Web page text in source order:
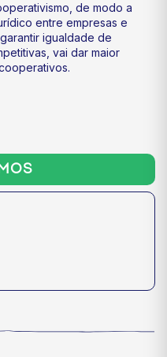
de modo a
entre empresas e
igualdade de
vai dar maior